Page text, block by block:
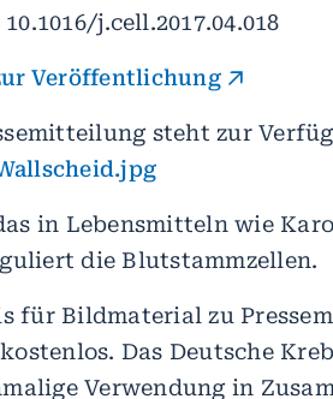
j.cell.2017.04.018
Veröffentlichung
steht zur
in Lebensmitteln wie
die Blutstammzellen.
für Bildmaterial zu
Das Deutsche
Verwendung in